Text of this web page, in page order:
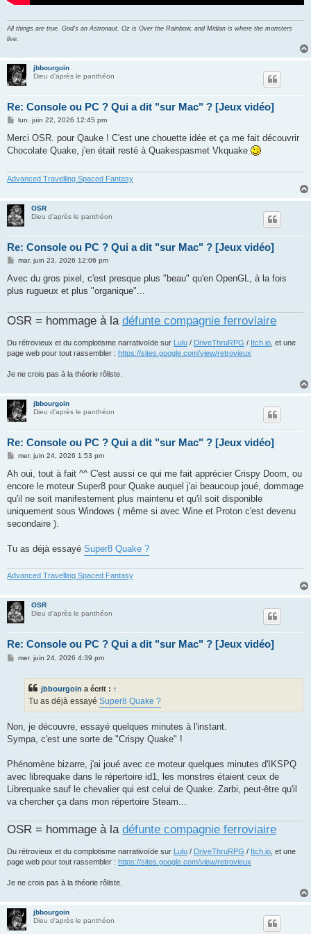
All things are true. God's an Astronaut. Oz is Over the Rainbow, and Midian is where the monsters
live.
jbbourgoin
Dieu d'après le panthéon
Re: Console ou PC ? Qui a dit "sur Mac" ? [Jeux vidéo]
M
s
a
lun. juin 22, 2026 12:45 pm
Merci OSR. pour Qauke ! C'est une chouette idée et ça me fait découvrir
Chocolate Quake, j'en était resté à Quakespasmet Vkquake
Advanced Travelling Spaced Fantasy
OSR
Dieu d'après le panthéon
Re: Console ou PC ? Qui a dit "sur Mac" ? [Jeux vidéo]
M
s
a
mar. juin 23, 2026 12:06 pm
Avec du gros pixel, c'est presque plus "beau" qu'en OpenGL, à la fois
plus rugueux et plus "organique"...
OSR = hommage à la défunte compagnie ferroviaire
Du rétrovieux et du complotisme narrativoïde sur Lulu / DriveThruRPG / Itch.io , et une
page web pour tout rassembler : https://sites.google.com/view/retrovieux
Je ne crois pas à la théorie rôliste.
jbbourgoin
Dieu d'après le panthéon
Re: Console ou PC ? Qui a dit "sur Mac" ? [Jeux vidéo]
M
s
a
g
mer. juin 24, 2026 1:53 pm
Ah oui, tout à fait ^^ C'est aussi ce qui me fait apprécier Crispy Doom, ou
encore le moteur Super8 pour Quake auquel j'ai beaucoup joué, dommage
qu'il ne soit manifestement plus maintenu et qu'il soit disponible
uniquement sous Windows ( même si avec Wine et Proton c'est devenu
secondaire ).
Tu as déjà essayé Super8 Quake ?
Advanced Travelling Spaced Fantasy
OSR
Dieu d'après le panthéon
Re: Console ou PC ? Qui a dit "sur Mac" ? [Jeux vidéo]
Mmer. juin 24, 2026 4:39 pm
jbbourgoin a écrit : ↑
Tu as déjà essayé Super8 Quake ?
Non, je découvre, essayé quelques minutes à l'instant.
Sympa, c'est une sorte de "Crispy Quake" !
Phénomène bizarre, j'ai joué avec ce moteur quelques minutes d'IKSPQ
avec librequake dans le répertoire id1, les monstres étaient ceux de
Librequake sauf le chevalier qui est celui de Quake. Zarbi, peut-être qu'il
va chercher ça dans mon répertoire Steam...
OSR = hommage à la défunte compagnie ferroviaire
Du rétrovieux et du complotisme narrativoïde sur Lulu / DriveThruRPG / Itch.io , et une
page web pour tout rassembler : https://sites.google.com/view/retrovieux
Je ne crois pas à la théorie rôliste.
jbbourgoin
Dieu d'après le panthéon